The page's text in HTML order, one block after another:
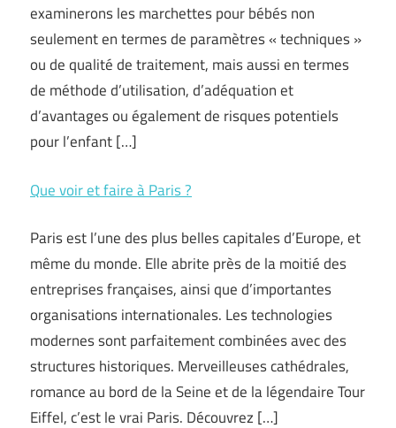
examinerons les marchettes pour bébés non
seulement en termes de paramètres « techniques »
ou de qualité de traitement, mais aussi en termes
de méthode d’utilisation, d’adéquation et
d’avantages ou également de risques potentiels
pour l’enfant […]
Que voir et faire à Paris ?
Paris est l’une des plus belles capitales d’Europe, et
même du monde. Elle abrite près de la moitié des
entreprises françaises, ainsi que d’importantes
organisations internationales. Les technologies
modernes sont parfaitement combinées avec des
structures historiques. Merveilleuses cathédrales,
romance au bord de la Seine et de la légendaire Tour
Eiffel, c’est le vrai Paris. Découvrez […]